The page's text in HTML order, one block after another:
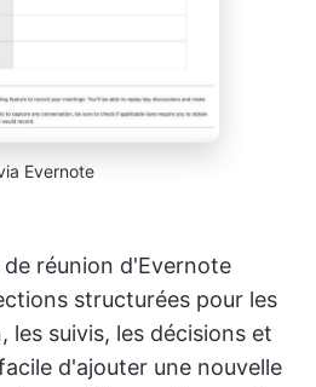
Evernote
réunion d'Evernote
structurées pour les
les suivis, les décisions et
d'ajouter une nouvelle